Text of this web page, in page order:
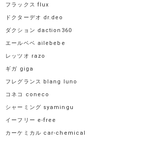
フラックス flux
ドクターデオ dr.deo
ダクション daction360
エールベベ ailebebe
レッツオ razo
ギガ giga
フレグランス blang luno
コネコ coneco
シャーミング syamingu
イーフリー e-free
カーケミカル car-chemical